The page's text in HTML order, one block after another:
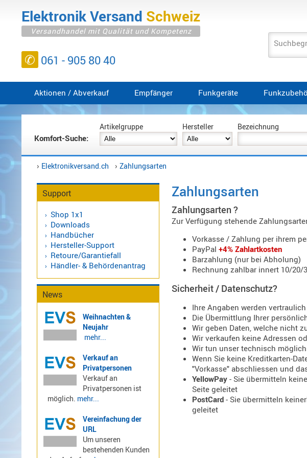
ElektronikVersand Schweiz
Versandhandel mit Qualität und Kompetenz
✆ 061 - 905 80 40
Aktionen / Abverkauf Empfänger Funkgeräte
Kenwood
Wintec
Sonstige
Wintec
Anschlüsse/Füsse
Antennen
Antennen
Antennen
Antennen
Basisantennen
Triplexer
Komfort-Suche:
Artikelgruppe Hersteller Bezeichnung
› Elektronikversand.ch › Zahlungsarten
Support
Shop 1x1
Downloads
Handbücher
Hersteller-Support
Retoure/Garantiefall
Händler- & Behördenantrag
News
Weihnachten &
Neujahr
mehr...
Verkauf an
Privatpersonen
Verkauf an
Privatpersonen ist
möglich. mehr...
Vereinfachung der
URL
Um unseren
bestehenden Kunden
Zahlungsarten
Zahlungsarten ?
Zur Verfügung stehende
Vorkasse / Zahlung per ihrem
PayPal +4% Zahlartkosten
Barzahlung (nur bei Abholung)
Rechnung zahlbar innert 10/20/
Sicherheit / Datenschutz?
Ihre Angaben werden
Die Übermittlung Ihrer
Wir geben Daten, welche nicht
Wir verkaufen keine Adressen
Wir tun unser technisch
Wenn Sie keine Kreditkarten-
"Vorkasse" abschliessen und
YellowPay - Sie übermitteln
Seite geleitet
PostCard - Sie übermitteln
geleitet